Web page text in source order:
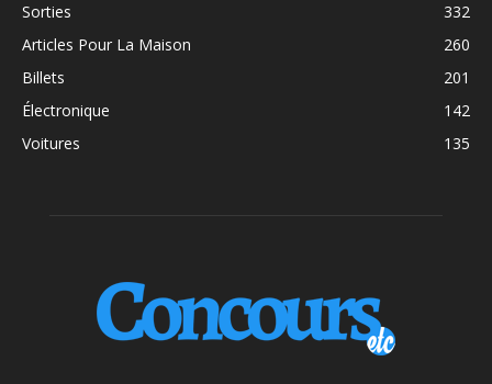
Sorties
332
Articles Pour La Maison
260
Billets
201
Électronique
142
Voitures
135